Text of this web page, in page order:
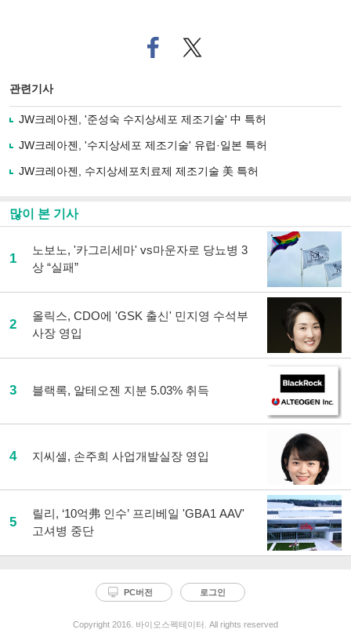
페
이
로
기
사
유
트위
터로
관련기사
JW크레아젠, '준성숙 수지상세포 제조기술' 中 특허
JW크레아젠, '수지상세포 제조기술' 유럽·일본 특허
JW크레아젠, 수지상세포치료제 제조기술 美 특허
많이 본 기사
1
노보노, '카그리세마' vs마운자로 당뇨병 3
상 “실패”
2
올릭스, CDO에 'GSK 출신' 민지영 수석부
사장 영입
3 블랙록, 알테오젠 지분 5.03% 취득
4 지씨셀, 손주희 사업개발실장 영입
5
릴리, ‘10억弗 인수’ 프리베일 'GBA1 AAV'
고셔병 중단
PC버전 로그인
Copyright 2016. 바이오스펙테이터. All rights reserved